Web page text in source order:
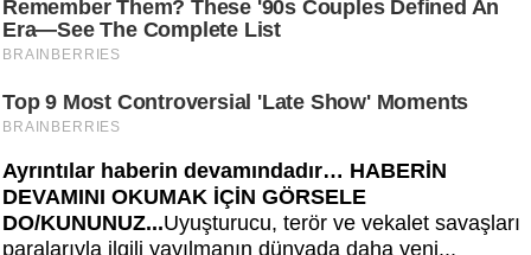
Ayrıntılar haberin devamındadır… HABERİN
DEVAMINI OKUMAK İÇİN GÖRSELE
DO/KUNUNUZ...Uyuşturucu, terör ve vekalet savaşları
paralarıyla ilgili yayılmanın dünyada daha yeni...